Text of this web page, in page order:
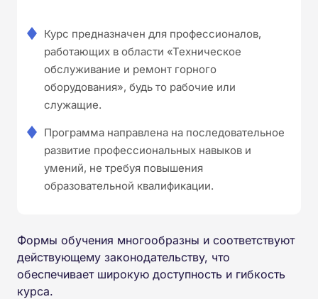
Курс предназначен для профессионалов,
работающих в области «Техническое
обслуживание и ремонт горного
оборудования», будь то рабочие или
служащие.
Программа направлена на последовательное
развитие профессиональных навыков и
умений, не требуя повышения
образовательной квалификации.
Формы обучения многообразны и соответствуют
действующему законодательству, что
обеспечивает широкую доступность и гибкость
курса.